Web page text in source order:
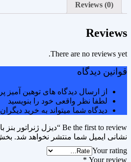
Reviews (0)
Reviews
There are no reviews yet.
قوانین دیدگاه
از ارسال دیدگاه های توهین آمیز
لطفا نظر واقعی خود را بنویسید
دیدگاه شما میتواند به خرید
Be the first to review “دیزل ژنراتور بنز با ژنراتور مکالته 70 کاوا مدل OM314TAGE1”
نشانی ایمیل شما منتشر نخواهد شد.
Your rating
Your review
*